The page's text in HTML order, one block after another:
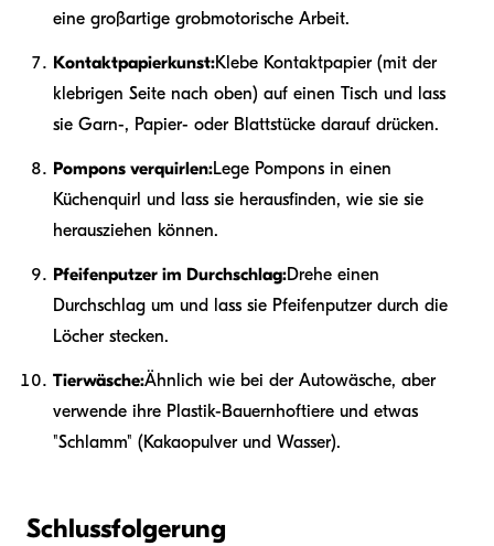
eine großartige grobmotorische Arbeit.
Kontaktpapierkunst:Klebe Kontaktpapier (mit der
klebrigen Seite nach oben) auf einen Tisch und lass
sie Garn-, Papier- oder Blattstücke darauf drücken.
Pompons verquirlen:Lege Pompons in einen
Küchenquirl und lass sie herausfinden, wie sie sie
herausziehen können.
Pfeifenputzer im Durchschlag:Drehe einen
Durchschlag um und lass sie Pfeifenputzer durch die
Löcher stecken.
Tierwäsche:Ähnlich wie bei der Autowäsche, aber
verwende ihre Plastik-Bauernhoftiere und etwas
"Schlamm" (Kakaopulver und Wasser).
Schlussfolgerung